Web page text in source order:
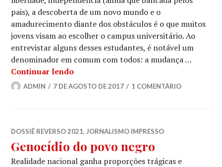
pais), a descoberta de um novo mundo e o
amadurecimento diante dos obstáculos é o que muitos
jovens visam ao escolher o campus universitário. Ao
entrevistar alguns desses estudantes, é notável um
denominador em comum com todos: a mudança …
Continuar lendoAntes e depois: como mudou a vida
ADMIN 7 DE AGOSTO DE 2017 1 COMENTÁRIO
DOSSIÊ REVERSO 2021, JORNALISMO IMPRESSO
Genocídio do povo negro
Realidade nacional ganha proporções trágicas e